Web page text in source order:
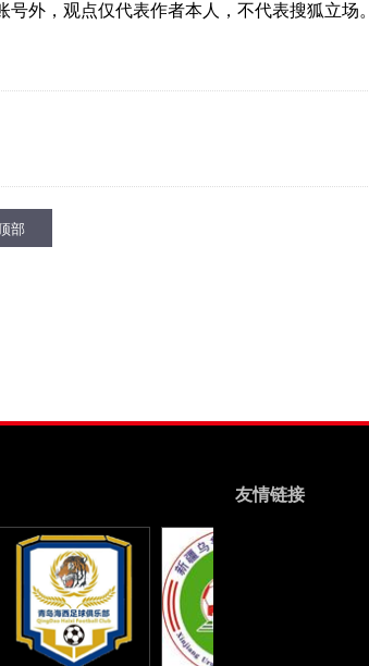
外，观点仅代表作者本人，不代表搜狐立场。
友情链接